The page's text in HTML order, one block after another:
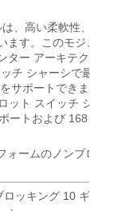
、高い柔軟性、多彩
ます。このモジュー
ター アーキテクチャ
チ シャーシで最大
サポートできます。
ット スイッチ シャー
ートおよび 168 ポー
ォームのノンブロッ
ロッキング 10 ギガビ